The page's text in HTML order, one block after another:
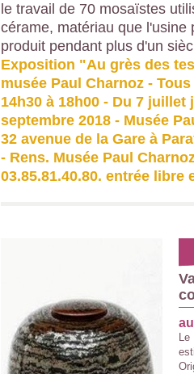
le travail de 70 mosaïstes
cérame, matériau que l'usine
produit pendant plus d'un
Exposition "Au grès des
musée Paul Charnoz -
14h30 à 18h00 - Du 7 juillet
septembre 2018 - Musée
32 avenue de la Gare à
- Rens. Musée Paul
03.85.81.40.80. entrée libre
Le